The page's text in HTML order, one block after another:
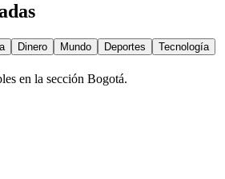
Dinero Mundo Deportes
Tecnología
en la sección Bogotá.